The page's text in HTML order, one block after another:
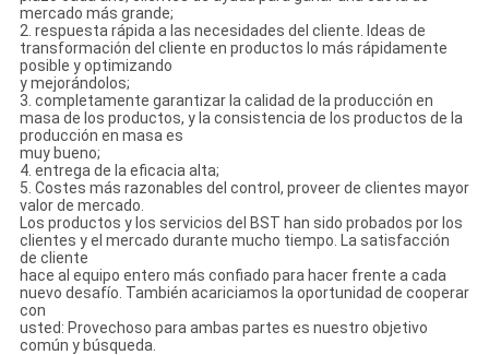
mercado más grande;
2. respuesta rápida a las necesidades del cliente. Ideas de
transformación del cliente en productos lo más rápidamente
posible y optimizando
y mejorándolos;
3. completamente garantizar la calidad de la producción en
masa de los productos, y la consistencia de los productos de la
producción en masa es
muy bueno;
4. entrega de la eficacia alta;
5. Costes más razonables del control, proveer de clientes mayor
valor de mercado.
Los productos y los servicios del BST han sido probados por los
clientes y el mercado durante mucho tiempo. La satisfacción
de cliente
hace al equipo entero más confiado para hacer frente a cada
nuevo desafío. También acariciamos la oportunidad de cooperar
con
usted: Provechoso para ambas partes es nuestro objetivo
común y búsqueda.